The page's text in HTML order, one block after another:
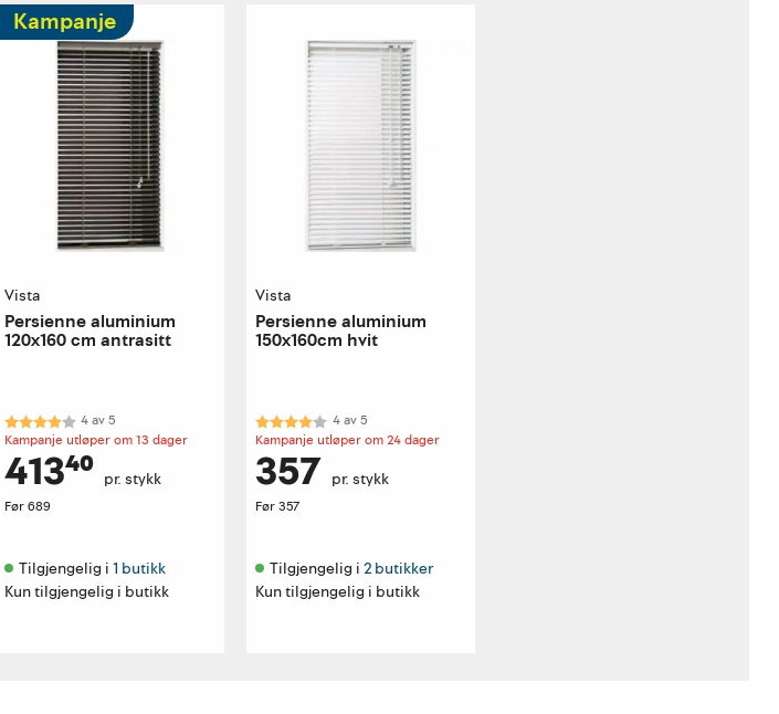
Kampanje
Vista
Persienne aluminium
120x160 cm antrasitt
Karakter:4.0 av 5 mulige
4av5
Kampanje utløper om 13 dager
413⁴⁰ pr. stykk
Før 689
Tilgjengelig i 1 butikk
Kun tilgjengelig i butikk
Vista
Persienne aluminium
150x160cm hvit
Karakter:4.0 av 5 mulige
4av5
Kampanje utløper om 24 dager
357 pr. stykk
Før357
Tilgjengelig i 2 butikker
Kun tilgjengelig i butikk